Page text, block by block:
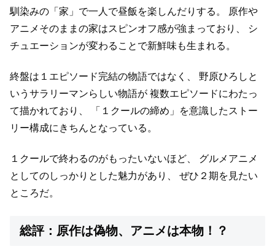
馴染みの「家」で一人で昼飯を楽しんだりする。
原作や
アニメそのままの家はスピンオフ感が強まっており、
シ
チュエーションが変わることで新鮮味も生まれる。
終盤は１エピソード完結の物語ではなく、
野原ひろしと
いうサラリーマンらしい物語が 複数エピソードにわたっ
て描かれており、
「１クールの締め」を意識したストー
リー構成にきちんとなっている。
１クールで終わるのがもったいないほど、
グルメアニメ
としてのしっかりとした魅力があり、
ぜひ２期を見たい
ところだ。
総評：原作は偽物、アニメは本物！？